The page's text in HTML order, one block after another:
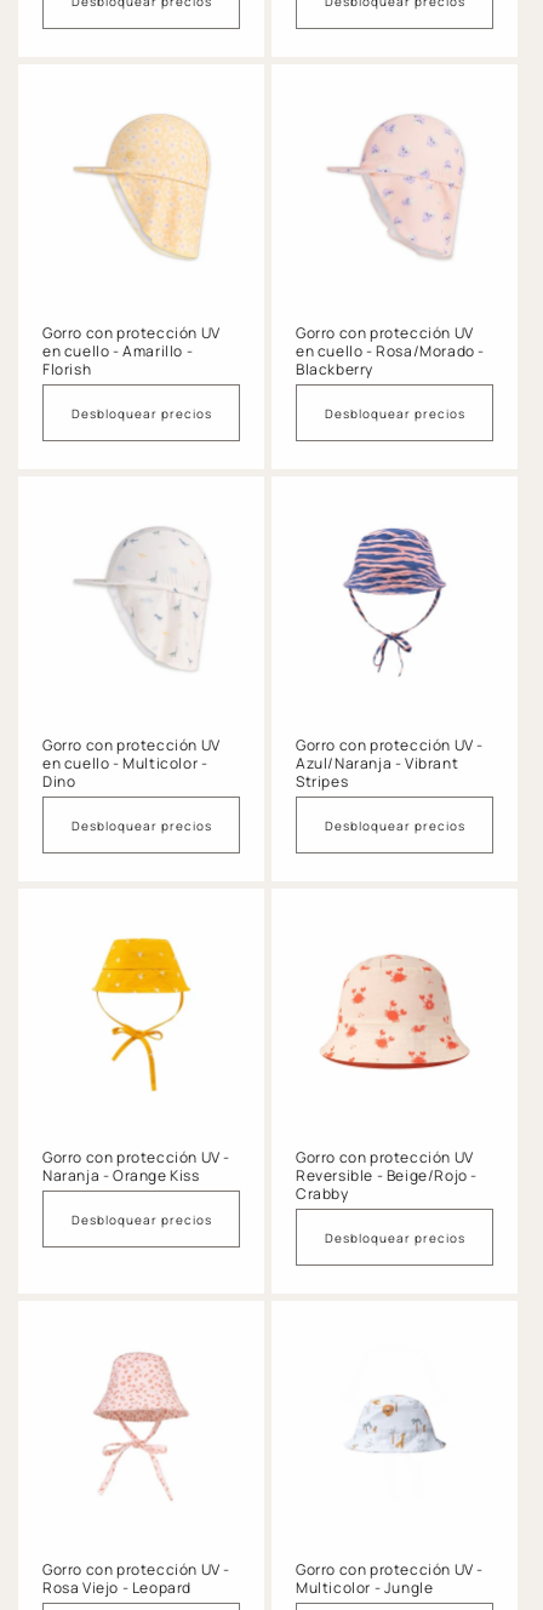
Gorro con protección UV
en cuello - Amarillo -
Florish
Desbloquear precios
Gorro con protección UV
en cuello - Rosa/Morado -
Blackberry
Desbloquear precios
Gorro con protección UV
en cuello - Multicolor -
Dino
Desbloquear precios
Gorro con protección UV -
Azul/Naranja - Vibrant
Stripes
Desbloquear precios
Gorro con protección UV -
Naranja - Orange Kiss
Desbloquear precios
Gorro con protección UV
Reversible - Beige/Rojo -
Crabby
Desbloquear precios
Gorro con protección UV -
Rosa Viejo - Leopard
Gorro con protección UV -
Multicolor - Jungle